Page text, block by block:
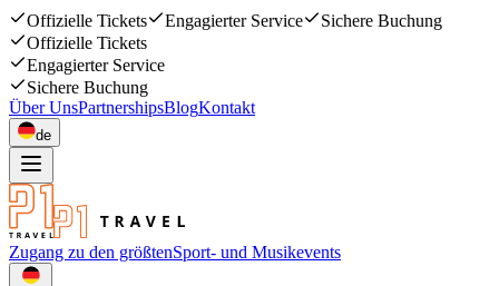
Offizielle Tickets Engagierter Service
Sichere Buchung
Offizielle Tickets
Engagierter Service
Sichere Buchung
Über UnsPartnershipsBlogKontakt
de
Zugang zu den größtenSport- und Musikevents